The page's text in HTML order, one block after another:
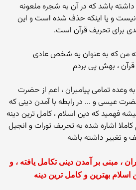
داشته باشد که در آن به شجره ملعونه
نیست و يا اينكه حذف شده است و اين
براى تحريف قرآن است.
من که به عنوان یه شخص عادی
، بهش پی بردم
به وعده تمامی پیامبران ، اعم از حضرت
عیسی و ... در رابطه با آمدن دینی که
فهمید که دین اسلام ، کامل ترین دینه
اشاره شده به تحریف تورات و انجیل
و تغییر داشته باشه
، مبنی بر آمدن دینی تکامل یافته ، و
اسلام بهترین و کامل ترین دینه